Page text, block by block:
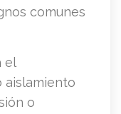
comunes
el
aislamiento
o